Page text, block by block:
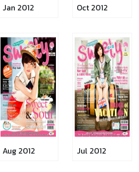
Jan 2012 Oct 2012
Aug 2012 Jul 2012